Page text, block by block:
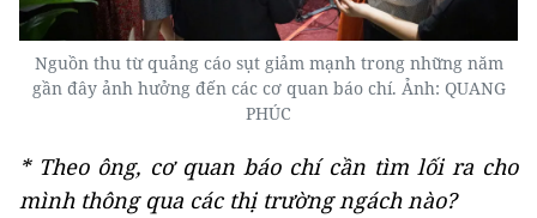
Nguồn thu từ quảng cáo sụt giảm mạnh trong những năm
gần đây ảnh hưởng đến các cơ quan báo chí. Ảnh: QUANG
PHÚC
* Theo ông, cơ quan báo chí cần tìm lối ra cho
mình thông qua các thị trường ngách nào?